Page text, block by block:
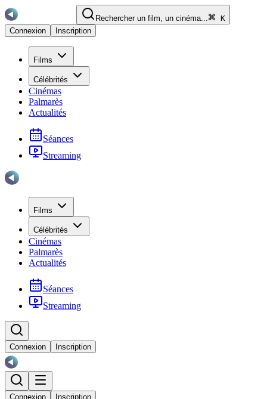
Rechercher un film, un cinéma...
K
Connexion
Inscription
Films
Célébrités
Cinémas
Palmarès
Actualités
Séances
Streaming
Films
Célébrités
Cinémas
Palmarès
Actualités
Séances
Streaming
Connexion Inscription
Connexion Inscription